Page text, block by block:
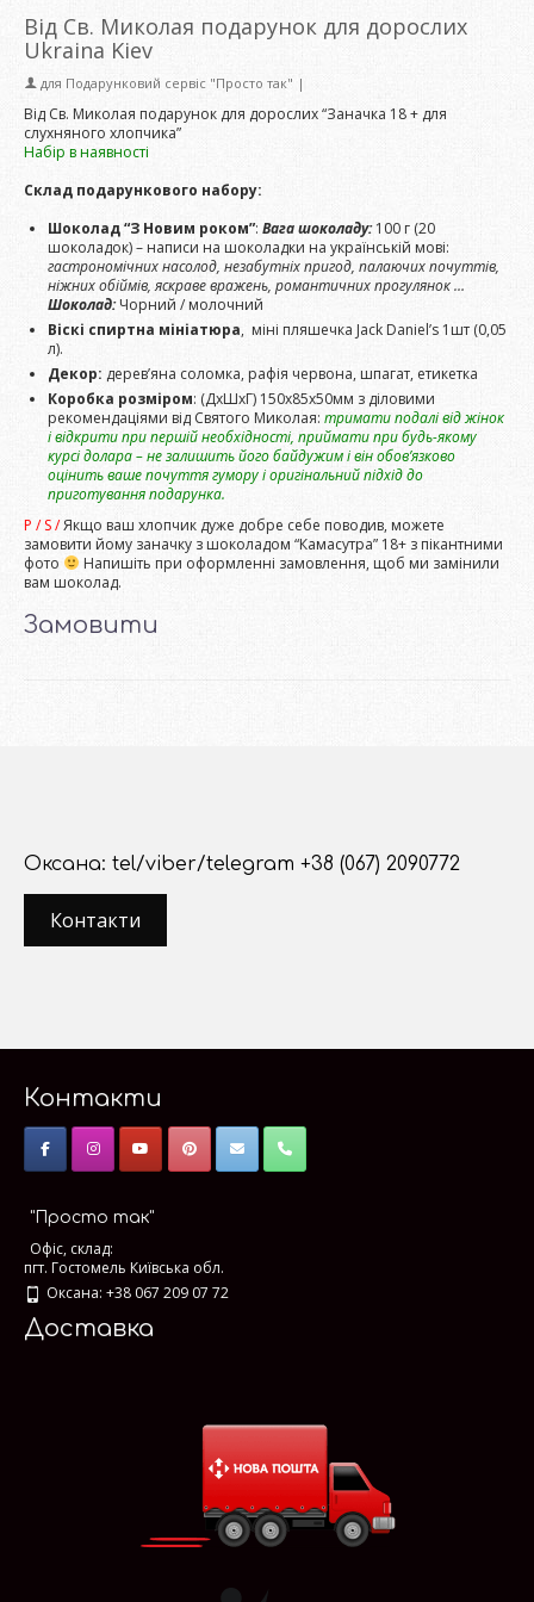
Від Св. Миколая подарунок для дорослих
Ukraina Kiev
для Подарунковий сервіс "Просто так" |
Від Св. Миколая подарунок для дорослих “Заначка 18 + для
слухняного хлопчика”
Набір в наявності
Склад подарункового набору:
Шоколад “З Новим роком”: Вага шоколаду: 100 г (20
шоколадок) – написи на шоколадки на українській мові:
гастрономічних насолод, незабутніх пригод, палаючих почуттів,
ніжних обіймів, яскраве вражень, романтичних прогулянок …
Шоколад:Чорний / молочний
Віскі спиртна мініатюра, міні пляшечка Jack Daniel’s 1шт (0,05
л).
Декор: дерев’яна соломка, рафія червона, шпагат, етикетка
Коробка розміром: (ДхШхГ) 150х85х50мм з діловими
рекомендаціями від Святого Миколая: тримати подалі від жінок
і відкрити при першій необхідності, приймати при будь-якому
курсі долара – не залишить його байдужим і він обов’язково
оцінить ваше почуття гумору і оригінальний підхід до
приготування подарунка.
P / S /Якщо ваш хлопчик дуже добре себе поводив, можете
замовити йому заначку з шоколадом “Камасутра” 18+ з пікантними
фото
Напишіть при оформленні замовлення, щоб ми замінили
вам шоколад.
Замовити
Оксана: tel/viber/telegram +38 (067) 2090772
Контакти
Контакти
"Просто так"
Офіс, склад:
пгт. Гостомель Київська обл.
Оксана: +38 067 209 07 72
Доставка